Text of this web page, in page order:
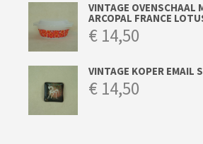
VINTAGE OVENSCHAAL
ARCOPAL FRANCE
€ 14,50
VINTAGE KOPER EMAIL
€ 14,50